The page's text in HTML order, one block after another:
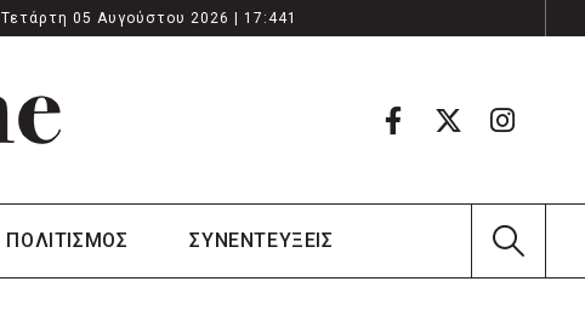
Τετάρτη 05 Αυγούστου 2026 | 17:441
ΠΟΛΙΤΙΣΜΟΣ ΣΥΝΕΝΤΕΥΞΕΙΣ